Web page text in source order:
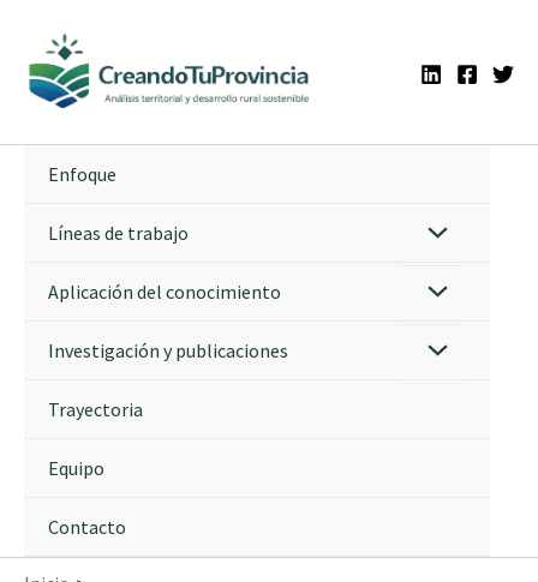
contenido
Enfoque
Líneas de trabajo
Aplicación del conocimiento
Investigación y publicaciones
Trayectoria
Equipo
Contacto